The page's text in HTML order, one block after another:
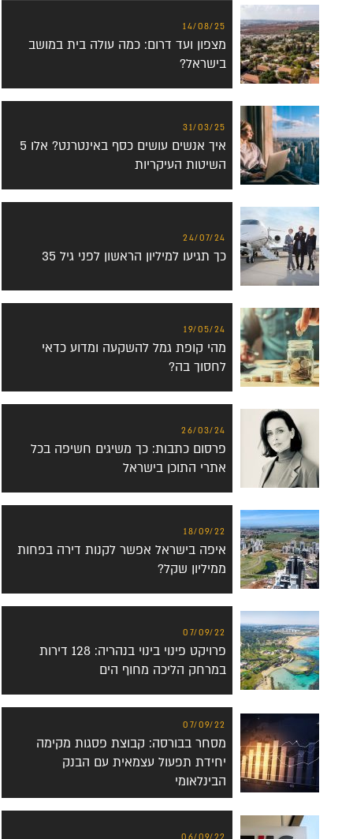
14/08/25
מצפון ועד דרום: כמה עולה בית במושב
בישראל?
31/03/25
איך אנשים עושים כסף באינטרנט? אלו 5
השיטות העיקריות
24/07/24
כך תגיעו למיליון הראשון לפני גיל 35
19/05/24
מהי קופת גמל להשקעה ומדוע כדאי
לחסוך בה?
26/03/24
פרסום כתבות: כך משיגים חשיפה בכל
אתרי התוכן בישראל
18/09/22
איפה בישראל אפשר לקנות דירה בפחות
ממיליון שקל?
07/09/22
פרויקט פינוי בינוי בנהריה: 128 דירות
במרחק הליכה מחוף הים
07/09/22
מסחר בבורסה: קבוצת פסגות מקימה
יחידת תפעול עצמאית עם הבנק
הבינלאומי